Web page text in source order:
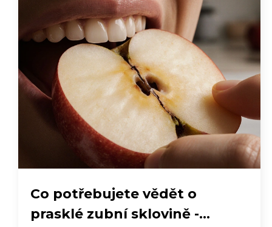
Co potřebujete vědět o
prasklé zubní sklovině -